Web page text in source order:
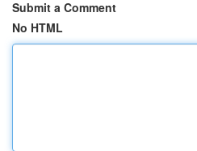
Submit a Comment
No HTML